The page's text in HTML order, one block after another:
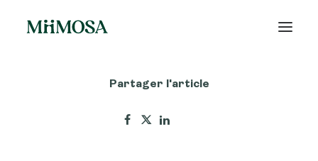
Partager l'article